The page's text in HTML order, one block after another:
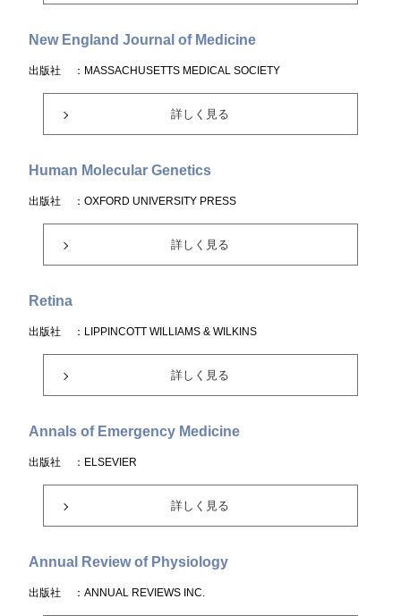
New England Journal of Medicine
出版社 ：MASSACHUSETTS MEDICAL SOCIETY
詳しく見る
Human Molecular Genetics
出版社 ：OXFORD UNIVERSITY PRESS
詳しく見る
Retina
出版社 ：LIPPINCOTT WILLIAMS & WILKINS
詳しく見る
Annals of Emergency Medicine
出版社 ：ELSEVIER
詳しく見る
Annual Review of Physiology
出版社 ：ANNUAL REVIEWS INC.